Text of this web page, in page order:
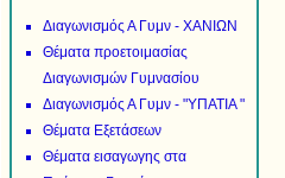
Διαγωνισμός Α Γυμν - ΧΑΝΙΩΝ
Θέματα προετοιμασίας
Διαγωνισμών Γυμνασίου
Διαγωνισμός Α Γυμν - "ΥΠΑΤΙΑ "
Θέματα Εξετάσεων
Θέματα εισαγωγης στα